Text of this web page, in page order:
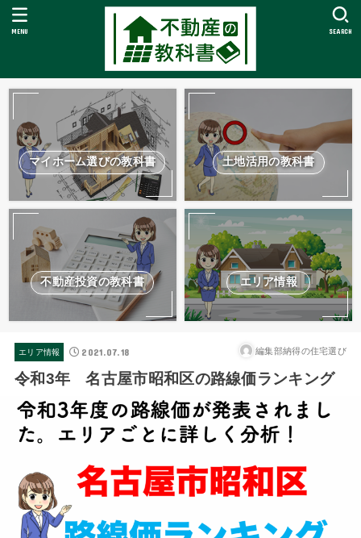
SEARCH
MENU
マイホーム選びの教科書 土地活用の教科書
不動産投資の教科書 エリア情報
エリア情報 2021.07.18 編集部納得の住宅選び
令和3年 名古屋市昭和区の路線価ランキング